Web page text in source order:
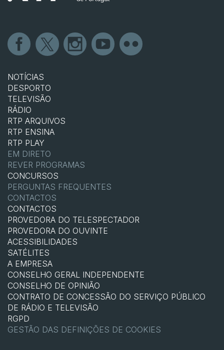
NOTÍCIAS
DESPORTO
TELEVISÃO
RÁDIO
RTP ARQUIVOS
RTP ENSINA
RTP PLAY
EM DIRETO
REVER PROGRAMAS
CONCURSOS
PERGUNTAS FREQUENTES
CONTACTOS
CONTACTOS
PROVEDORA DO TELESPECTADOR
PROVEDORA DO OUVINTE
ACESSIBILIDADES
SATÉLITES
A EMPRESA
CONSELHO GERAL INDEPENDENTE
CONSELHO DE OPINIÃO
CONTRATO DE CONCESSÃO DO SERVIÇO PÚBLICO
DE RÁDIO E TELEVISÃO
RGPD
GESTÃO DAS DEFINIÇÕES DE COOKIES